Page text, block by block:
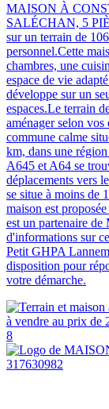
MAISON À
SALÉCHAN, 5
sur un terrain de
personnel.Cette
chambres, une
espace de vie
développe sur un
espaces.Le terrain
aménager selon
commune calme
km, dans une
A645 et A64 se
déplacements vers
se situe à moins
maison est
est un partenaire
d'informations sur
Petit GHPA
disposition pour
votre démarche.
8